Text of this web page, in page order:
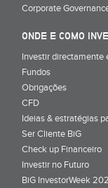
Corporate
ONDE E COMO
Investir directamente
Fundos
Obrigações
CFD
Ideias & estratégias
Ser Cliente BiG
Check up Financeiro
Investir no Futuro
BiG InvestorWeek